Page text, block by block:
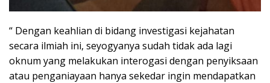
“ Dengan keahlian di bidang investigasi kejahatan
secara ilmiah ini, seyogyanya sudah tidak ada lagi
oknum yang melakukan interogasi dengan penyiksaan
atau penganiayaan hanya sekedar ingin mendapatkan